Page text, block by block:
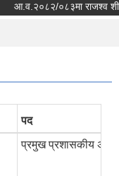
आ.व.२०८२/०८३मा राजश्व
पद
प्रमुख प्रशासकीय